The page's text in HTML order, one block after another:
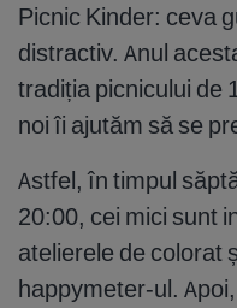
Picnic Kinder: ceva
distractiv. Anul
tradiția picnicului de
noi îi ajutăm să se
Astfel, în timpul
20:00, cei mici sunt
atelierele de colorat
happymeter-ul.